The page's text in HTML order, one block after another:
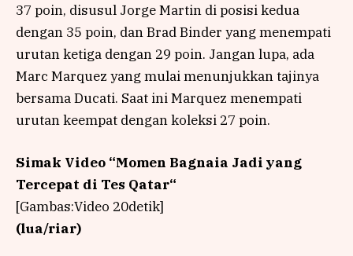
37 poin, disusul Jorge Martin di posisi kedua
dengan 35 poin, dan Brad Binder yang menempati
urutan ketiga dengan 29 poin. Jangan lupa, ada
Marc Marquez yang mulai menunjukkan tajinya
bersama Ducati. Saat ini Marquez menempati
urutan keempat dengan koleksi 27 poin.
Simak Video “Momen Bagnaia Jadi yang
Tercepat di Tes Qatar“
[Gambas:Video 20detik]
(lua/riar)